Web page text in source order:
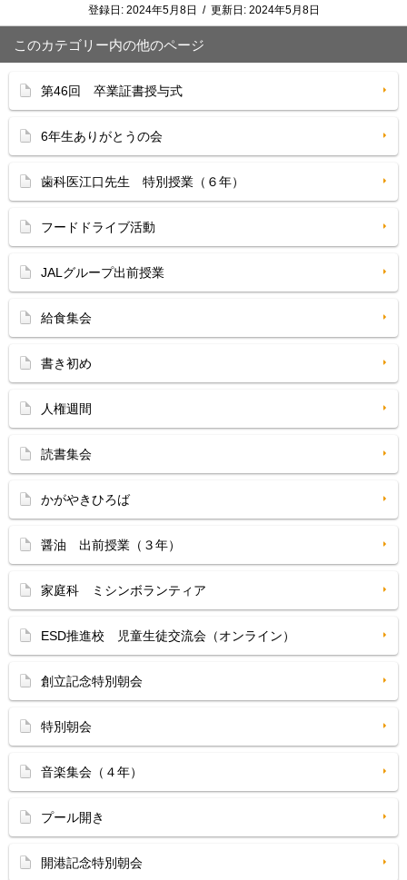
登録日: 2024年5月8日 / 更新日: 2024年5月8日
このカテゴリー内の他のページ
第46回 卒業証書授与式
6年生ありがとうの会
歯科医江口先生 特別授業（６年）
フードドライブ活動
JALグループ出前授業
給食集会
書き初め
人権週間
読書集会
かがやきひろば
醤油 出前授業（３年）
家庭科 ミシンボランティア
ESD推進校 児童生徒交流会（オンライン）
創立記念特別朝会
特別朝会
音楽集会（４年）
プール開き
開港記念特別朝会